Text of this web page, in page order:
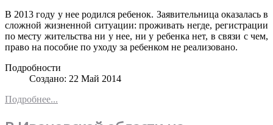
В 2013 году у нее родился ребенок. Заявительница оказалась в
сложной жизненной ситуации: проживать негде, регистрации
по месту жительства ни у нее, ни у ребенка нет, в связи с чем,
право на пособие по уходу за ребенком не реализовано.
Подробности
Создано: 22 Май 2014
Подробнее...